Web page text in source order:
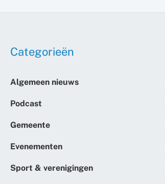
Categorieën
Algemeen nieuws
Podcast
Gemeente
Evenementen
Sport & verenigingen